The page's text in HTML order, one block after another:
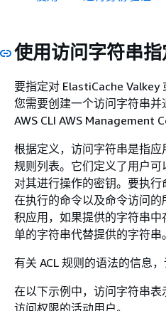
使用访问字符串
要指定对 ElastiCache Valkey
您需要创建一个访问字符串并
AWS CLI AWS Management
根据定义，访问字符串是指
规则列表。它们定义了用户
对其进行操作的密钥。要执
在执行的命令以及命令访问
积应用，如果提供的字符串
单的字符串代替提供的字符串。
有关 ACL 规则的语法的信息
在以下示例中，访问字符串
访问权限的活动用户。